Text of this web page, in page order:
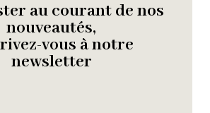
au courant de nos
nouveautés,
vous à notre
newsletter